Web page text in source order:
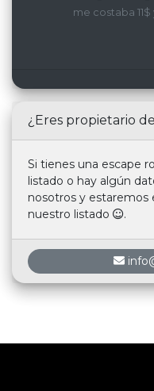
me costaba
¿Eres propietario
Si tienes una escape
listado o hay algún
nosotros y estaremos
nuestro listado
.